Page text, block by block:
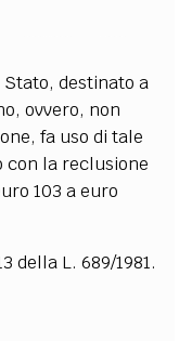
destinato a
ovvero, non
fa uso di tale
la reclusione
103 a euro
della L. 689/1981.